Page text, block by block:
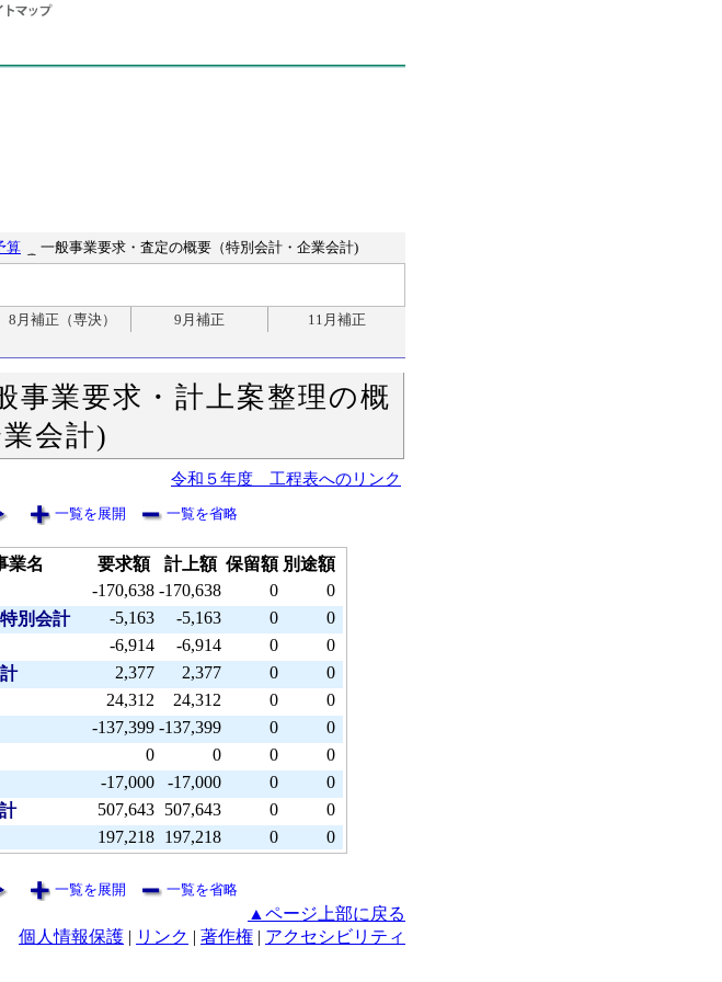
算 一般事業要求・査定の概要（特別会計・企業会計)
8月補正（専決） 9月補正
11月補正
業要求・計上案整理の概
会計)
令和５年度 工程表へのリンク
一覧を展開 一覧を省略
業名 要求額 計上額 保留額 別途額
-170,638 -170,638 0
0
別会計
-5,163 -5,163 0
0
-6,914 -6,914 0
0
2,377 2,377 0
0
24,312 24,312 0
0
-137,399 -137,399 0
0
0 0 0
0
-17,000 -17,000 0
0
507,643 507,643 0
0
197,218 197,218 0 0
一覧を展開 一覧を省略
▲ページ上部に戻る
個人情報保護 | リンク | 著作権 | アクセシビリティ